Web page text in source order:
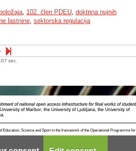
, 102. člen PDEU, doktrina nujnih
lastnine, sektorska regulacija
sec.
Science and Sport in the framework of the Operational Programme for